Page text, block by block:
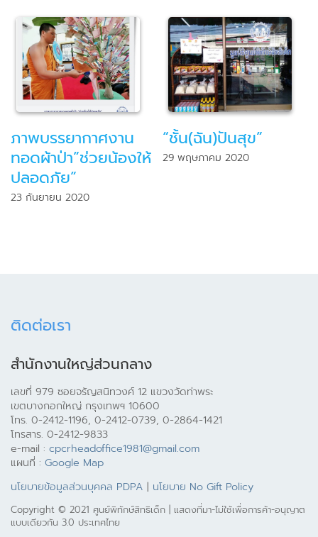
ภาพบรรยากาศงาน
ทอดผ้าป่า”ช่วยน้องให้
ปลอดภัย”
23 กันยายน 2020
“ชั้น(ฉัน)ปันสุข”
29 พฤษภาคม 2020
ติดต่อเรา
สำนักงานใหญ่ส่วนกลาง
เลขที่ 979 ซอยจรัญสนิทวงศ์ 12 แขวงวัดท่าพระ
เขตบางกอกใหญ่ กรุงเทพฯ 10600
โทร. 0-2412-1196, 0-2412-0739, 0-2864-1421
โทรสาร. 0-2412-9833
e-mail : cpcrheadoffice1981@gmail.com
แผนที่ : Google Map
นโยบายข้อมูลส่วนบุคคล PDPA | นโยบาย No Gift Policy
Copyright © 2021 ศูนย์พิทักษ์สิทธิเด็ก | แสดงที่มา-ไม่ใช้เพื่อการค้า-อนุญาต
แบบเดียวกัน 3.0 ประเทศไทย